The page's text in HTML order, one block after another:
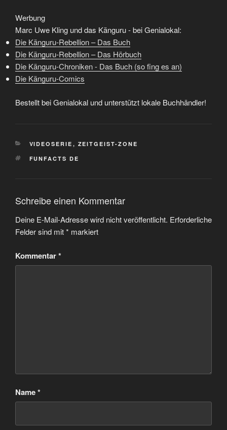
Werbung
Marc Uwe Kling und das Känguru - bei Genialokal:
Die Känguru-Rebellion – Das Buch
Die Känguru-Rebellion – Das Hörbuch
Die Känguru-Chroniken - Das Buch (so fing es an)
Die Känguru-Comics
Bestellt bei Genialokal und unterstützt lokale Buchhändler!
KATEGORIEN
VIDEOSERIE , ZEITGEIST-ZONE
SCHLAGWÖRTER
FUNFACTS DE
Schreibe einen Kommentar
Deine E-Mail-Adresse wird nicht veröffentlicht. Erforderliche
Felder sind mit* markiert
Kommentar*
Name*